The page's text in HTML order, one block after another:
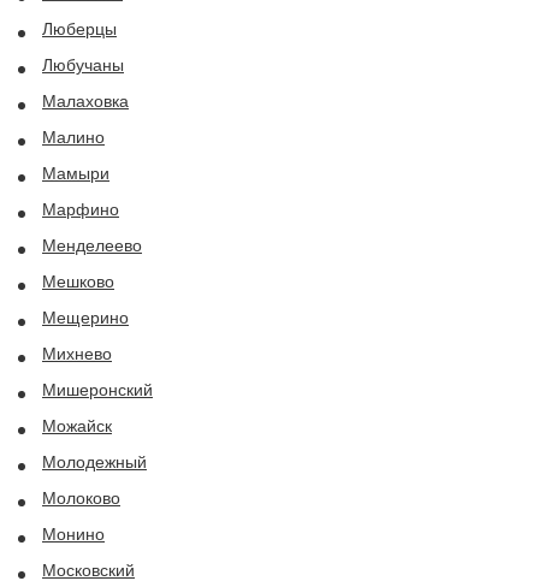
Люберцы
Любучаны
Малаховка
Малино
Мамыри
Марфино
Менделеево
Мешково
Мещерино
Михнево
Мишеронский
Можайск
Молодежный
Молоково
Монино
Московский